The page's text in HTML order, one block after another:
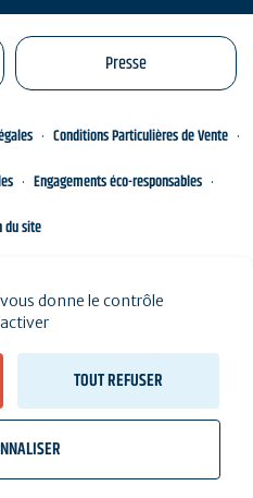
Presse
Conditions Particulières de Vente
Engagements éco-responsables
du site
donne le contrôle
TOUT REFUSER